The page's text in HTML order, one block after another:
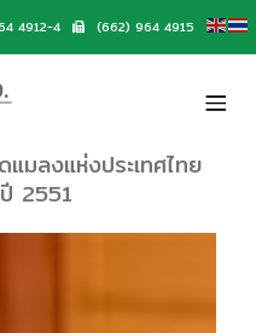
4912-4 (662) 964 4915
มลงแห่งประเทศไทย
2551